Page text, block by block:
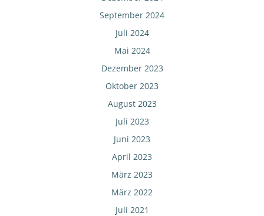
September 2024
Juli 2024
Mai 2024
Dezember 2023
Oktober 2023
August 2023
Juli 2023
Juni 2023
April 2023
März 2023
März 2022
Juli 2021